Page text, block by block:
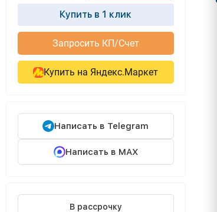
Купить в 1 клик
Запросить КП/Счет
Купить на Яндекс.Маркет
Написать в Telegram
Написать в MAX
В рассрочку